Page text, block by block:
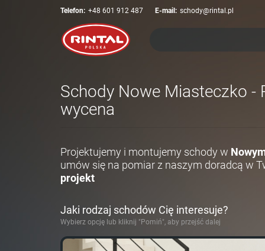
Telefon: +48 601 912 487 E-mail: schody@rintal.pl
Schody Nowe Miasteczko -
wycena
Projektujemy i montujemy schody w
umów się na pomiar z naszym doradcą w
projekt
Jaki rodzaj schodów Cię interesuje?
Wybierz opcję lub kliknij "Pomiń", aby przejść dalej